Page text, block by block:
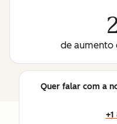
de aumento
Quer falar com a
+1